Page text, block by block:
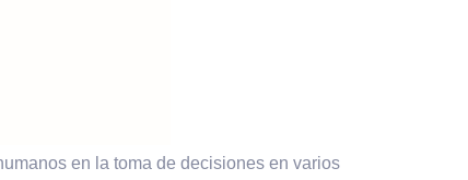
en la toma de decisiones en varios